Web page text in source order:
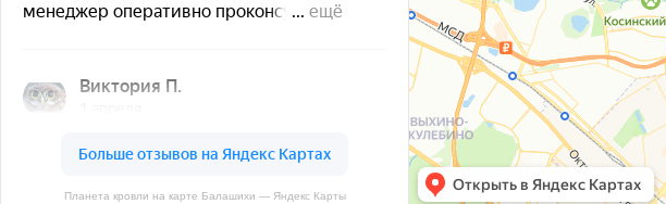
Планета кровли на карте Балашихи — Яндекс Карты